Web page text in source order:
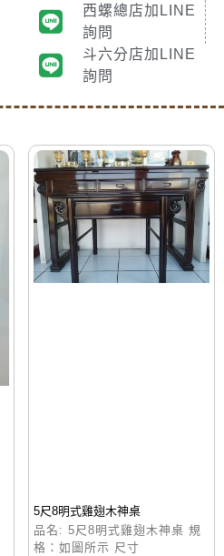
西螺總店加LINE
詢問
斗六分店加LINE
詢問
5尺8明式雞翅木神桌
品名: 5尺8明式雞翅木神桌 規
格：如圖所示 尺寸